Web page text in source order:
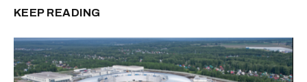
KEEP READING